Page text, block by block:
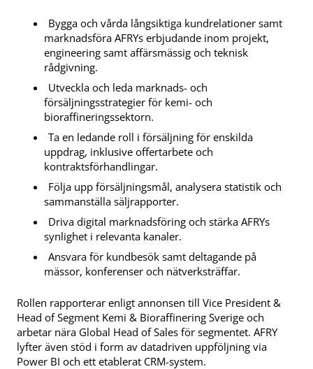
Bygga och vårda långsiktiga kundrelationer samt
marknadsföra AFRYs erbjudande inom projekt,
engineering samt affärsmässig och teknisk
rådgivning.
Utveckla och leda marknads- och
försäljningsstrategier för kemi- och
bioraffineringssektorn.
Ta en ledande roll i försäljning för enskilda
uppdrag, inklusive offertarbete och
kontraktsförhandlingar.
Följa upp försäljningsmål, analysera statistik och
sammanställa säljrapporter.
Driva digital marknadsföring och stärka AFRYs
synlighet i relevanta kanaler.
Ansvara för kundbesök samt deltagande på
mässor, konferenser och nätverksträffar.
Rollen rapporterar enligt annonsen till Vice President &
Head of Segment Kemi & Bioraffinering Sverige och
arbetar nära Global Head of Sales för segmentet. AFRY
lyfter även stöd i form av datadriven uppföljning via
Power BI och ett etablerat CRM-system.